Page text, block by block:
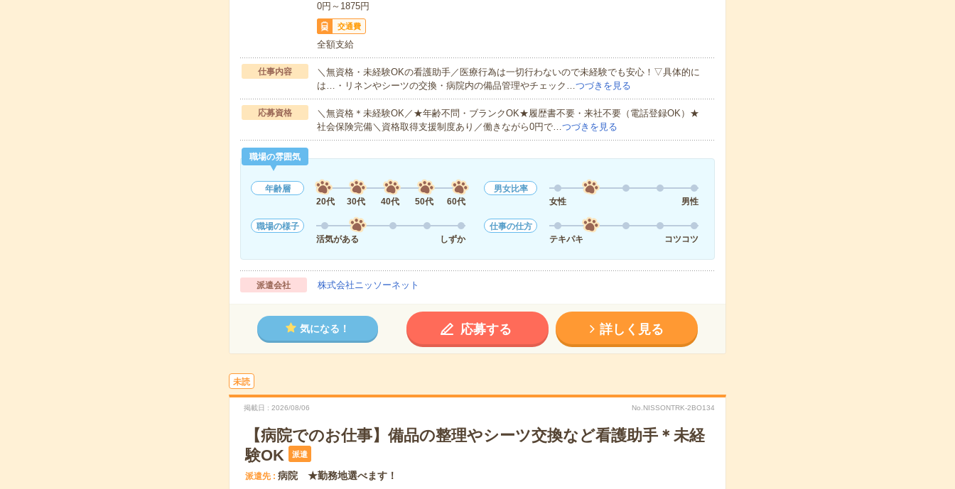
0円～1875円
交通費
全額支給
仕事内容
＼無資格・未経験OKの看護助手／医療行為は一切行わないので未経験でも安心！▽具体的に
は…・リネンやシーツの交換・病院内の備品管理やチェック…つづきを見る
応募資格
＼無資格＊未経験OK／★年齢不問・ブランクOK★履歴書不要・来社不要（電話登録OK）★
社会保険完備＼資格取得支援制度あり／働きながら0円で…つづきを見る
職場の雰囲気
年齢層
20代
30代 40代 50代 60代
男女比率
女性
男性
職場の様子
活気がある
しずか
仕事の仕方
テキパキ
コツコツ
派遣会社 株式会社ニッソーネット
気になる！ 応募する 詳しく見る
未読
掲載日 2026/08/06 No.NISSONTRK-2BO134
【病院でのお仕事】備品の整理やシーツ交換など看護助手＊未経
験OK
派遣
派遣先 病院 ★勤務地選べます！